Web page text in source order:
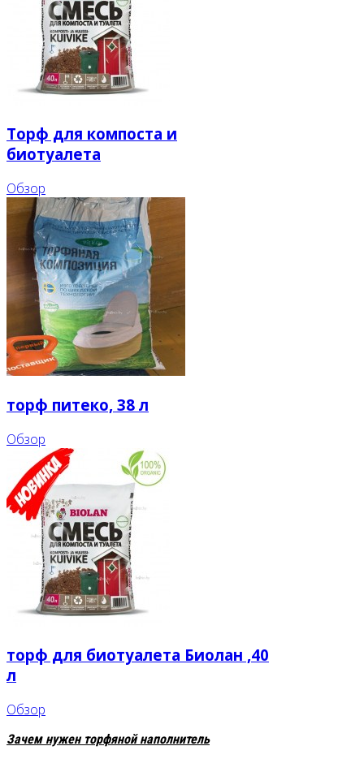
Торф для компоста и
биотуалета
Обзор
торф питеко, 38 л
Обзор
торф для биотуалета Биолан ,40
л
Обзор
Зачем нужен торфяной наполнитель